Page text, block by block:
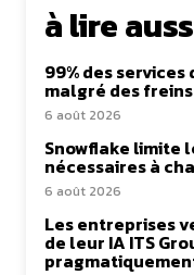
à lire
99% des
malgré des freins
6 août 2026
Snowflake limite
nécessaires à
6 août 2026
Les entreprises
de leur IA ITS